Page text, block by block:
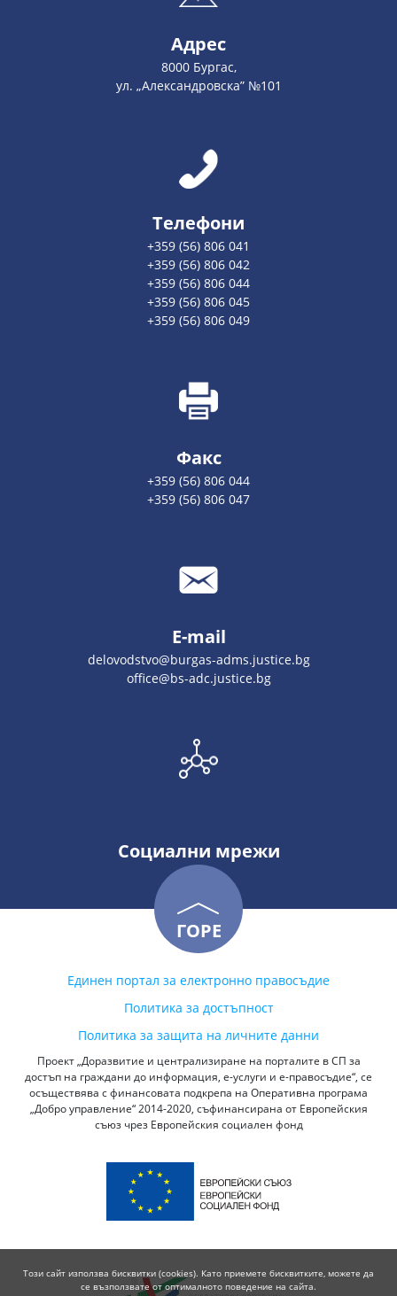
Адрес
8000 Бургас,
ул. „Александровска” №101
Телефони
+359 (56) 806 041
+359 (56) 806 042
+359 (56) 806 044
+359 (56) 806 045
+359 (56) 806 049
Факс
+359 (56) 806 044
+359 (56) 806 047
E-mail
delovodstvo@burgas-adms.justice.bg
office@bs-adc.justice.bg
Социални мрежи
ГОРЕ
Единен портал за електронно правосъдие
Политика за достъпност
Политика за защита на личните данни
Проект „Доразвитие и централизиране на порталите в СП за
достъп на граждани до информация, е-услуги и е-правосъдие“, се
осъществява с финансовата подкрепа на Оперативна програма
„Добро управление“ 2014-2020, съфинансирана от Европейския
съюз чрез Европейския социален фонд
Този сайт използва бисквитки (cookies). Като приемете бисквитките, можете да
се възползвате от оптималното поведение на сайта.